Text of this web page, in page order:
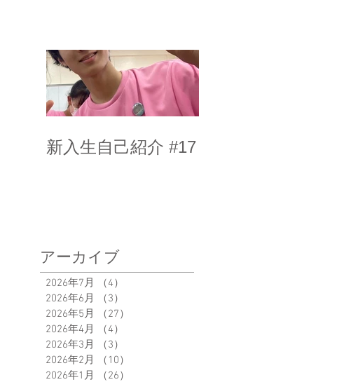
新入生自己紹介 #17
アーカイブ
2026年7月 （4）
2026年6月
（3）
2026年5月
（27）
2026年4月
（4）
2026年3月
（3）
2026年2月
（10）
2026年1月
（26）